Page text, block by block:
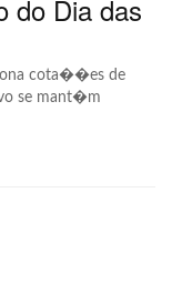
Dia das
cota��es de
se mant�m